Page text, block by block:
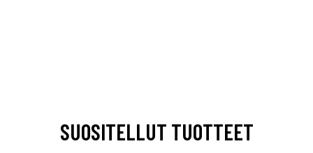
SUOSITELLUT TUOTTEET